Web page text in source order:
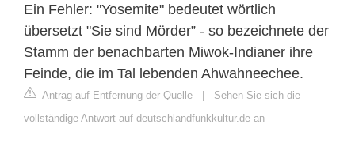
Ein Fehler: "Yosemite" bedeutet wörtlich
übersetzt "Sie sind Mörder” - so bezeichnete der
Stamm der benachbarten Miwok-Indianer ihre
Feinde, die im Tal lebenden Ahwahneechee.
Antrag auf Entfernung der Quelle | Sehen Sie sich die
vollständige Antwort auf deutschlandfunkkultur.de an